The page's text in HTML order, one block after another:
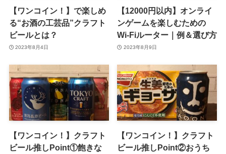
【ワンコイン！】で楽しめ
る“お酒の工芸品”クラフト
ビールとは？
2023年8月4日
【12000円以内】オンライ
ンゲームを楽しむための
Wi-Fiルーター｜例＆選び方
2023年8月9日
【ワンコイン！】クラフト
ビール推しPoint①飽きな
【ワンコイン！】クラフト
ビール推しPoint②おうち